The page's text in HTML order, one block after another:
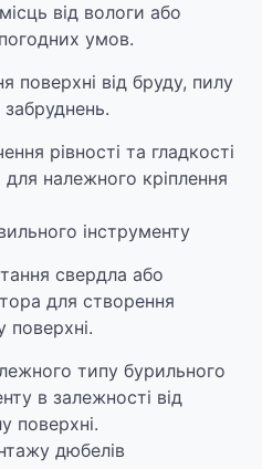
від вологи або
умов.
поверхні від бруду, пилу
рівності та гладкості
для належного кріплення
інструменту
свердла або
для створення
поверхні.
типу бурильного
в залежності від
поверхні.
дюбелів